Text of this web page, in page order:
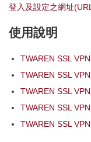
登入及設定之網址
使用說明
TWAREN SSL
TWAREN SSL
TWAREN SSL
TWAREN SSL
TWAREN SSL